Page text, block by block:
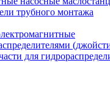
трубного монтажа
для